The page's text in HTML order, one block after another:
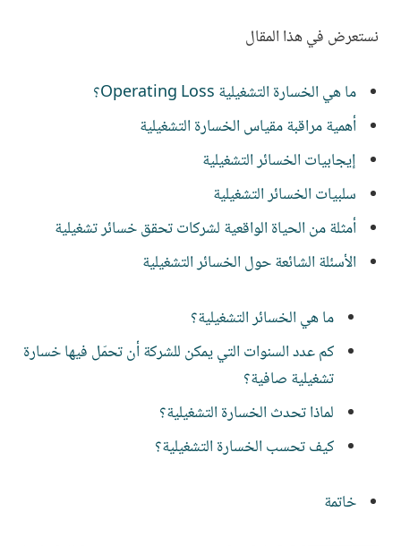
نستعرض في هذا المقال
ما هي الخسارة التشغيلية Operating Loss؟
أهمية مراقبة مقياس الخسارة التشغيلية
إيجابيات الخسائر التشغيلية
سلبيات الخسائر التشغيلية
أمثلة من الحياة الواقعية لشركات تحقق خسائر تشغيلية
الأسئلة الشائعة حول الخسائر التشغيلية
ما هي الخسائر التشغيلية؟
كم عدد السنوات التي يمكن للشركة أن تحمّل فيها خسارة
تشغيلية صافية؟
لماذا تحدث الخسارة التشغيلية؟
كيف تحسب الخسارة التشغيلية؟
خاتمة